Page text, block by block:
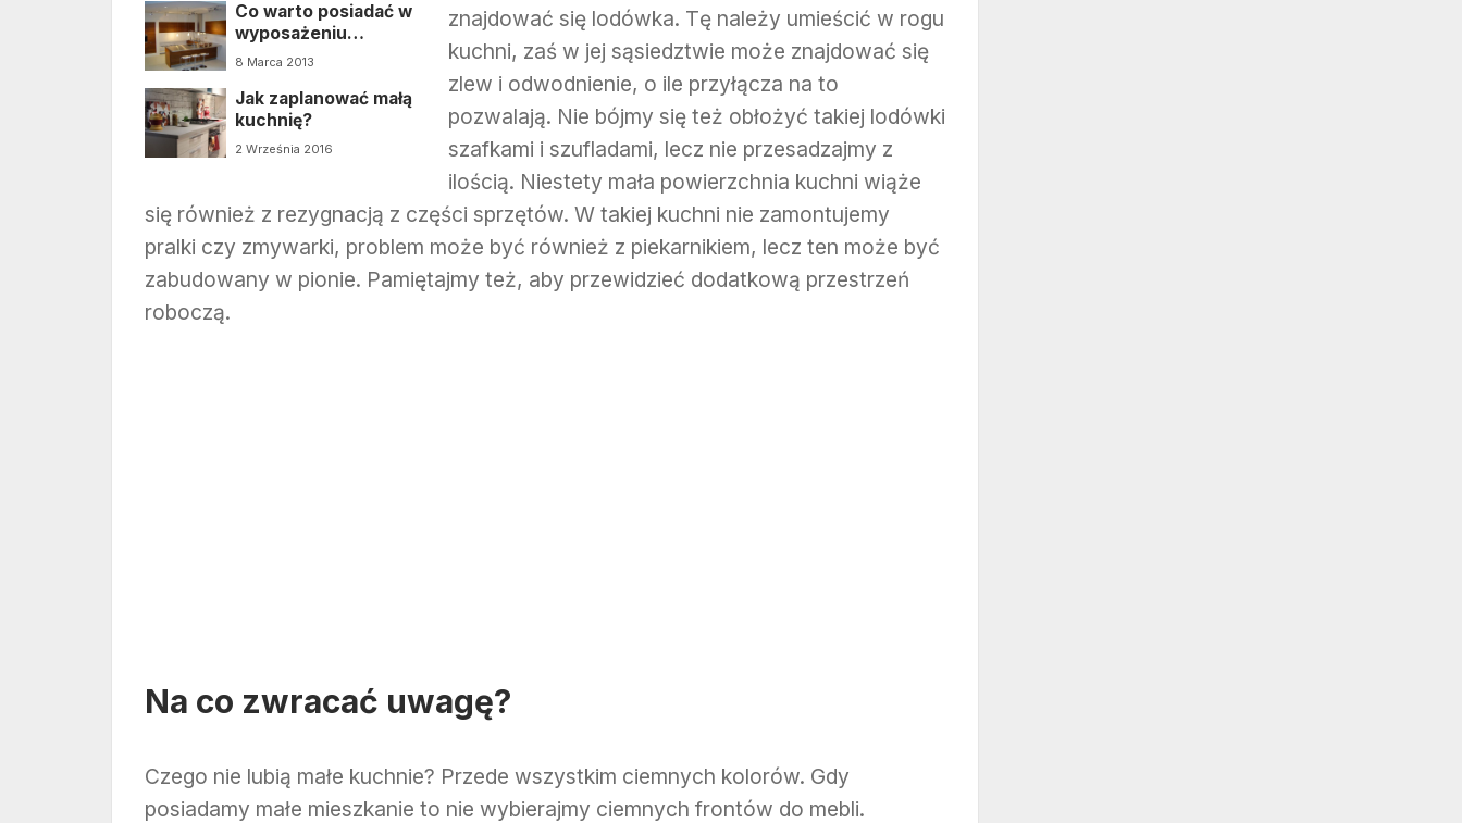
Co warto posiadać w
wyposażeniu
kuchni?
8 Marca 2013
Jak zaplanować małą
kuchnię?
2 Września 2016
znajdować się lodówka. Tę należy umieścić w rogu
kuchni, zaś w jej sąsiedztwie może znajdować się
zlew i odwodnienie, o ile przyłącza na to
pozwalają. Nie bójmy się też obłożyć takiej lodówki
szafkami i szufladami, lecz nie przesadzajmy z
ilością. Niestety mała powierzchnia kuchni wiąże
się również z rezygnacją z części sprzętów. W takiej kuchni nie zamontujemy
pralki czy zmywarki, problem może być również z piekarnikiem, lecz ten może być
zabudowany w pionie. Pamiętajmy też, aby przewidzieć dodatkową przestrzeń
roboczą.
Na co zwracać uwagę?
Czego nie lubią małe kuchnie? Przede wszystkim ciemnych kolorów. Gdy
posiadamy małe mieszkanie to nie wybierajmy ciemnych frontów do mebli.